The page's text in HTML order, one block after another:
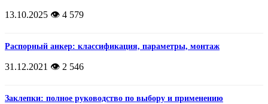
13.10.2025 👁️ 4 579
Распорный анкер: классификация, параметры, монтаж
31.12.2021 👁️ 2 546
Заклепки: полное руководство по выбору и применению